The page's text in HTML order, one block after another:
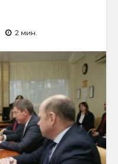
2 мин.